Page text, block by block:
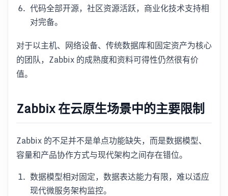
代码全部开源，社区资源活跃，商业化技术支持相
对完备。
对于以主机、网络设备、传统数据库和固定资产为核心
的团队，Zabbix 的成熟度和资料可得性仍然很有价
值。
Zabbix 在云原生场景中的主要限制
Zabbix 的不足并不是单点功能缺失，而是数据模型、
容量和产品协作方式与现代架构之间存在错位。
数据模型相对固定，数据表达能力有限，难以适应
现代微服务架构监控。